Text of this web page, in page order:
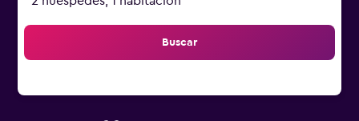
Buscar